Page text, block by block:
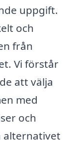
uppgift.
och
från
Vi förstår
att välja
med
och
alternativet